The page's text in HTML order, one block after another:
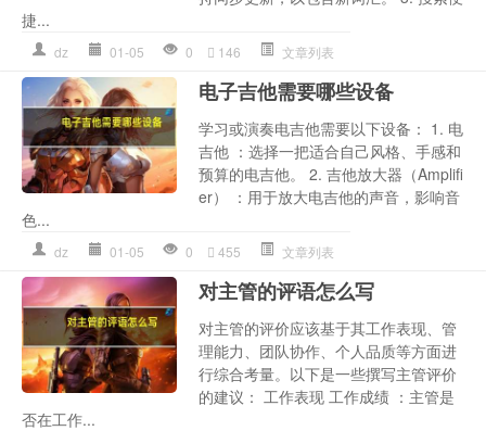
捷...
dz 01-05 0 146 文章列表
电子吉他需要哪些设备
学习或演奏电吉他需要以下设备： 1. 电
吉他 ：选择一把适合自己风格、手感和
预算的电吉他。 2. 吉他放大器（Amplifi
er） ：用于放大电吉他的声音，影响音
色...
dz 01-05 0 455 文章列表
对主管的评语怎么写
对主管的评价应该基于其工作表现、管
理能力、团队协作、个人品质等方面进
行综合考量。以下是一些撰写主管评价
的建议： 工作表现 工作成绩 ：主管是
否在工作...